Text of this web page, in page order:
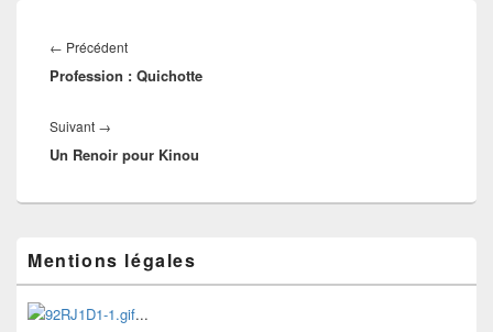
de
l’article
← PrécédentArticle
précédent :
Profession : Quichotte
Suivant →
suivant :
Un Renoir pour Kinou
principale
de
widget
pour
Mentions légales
...